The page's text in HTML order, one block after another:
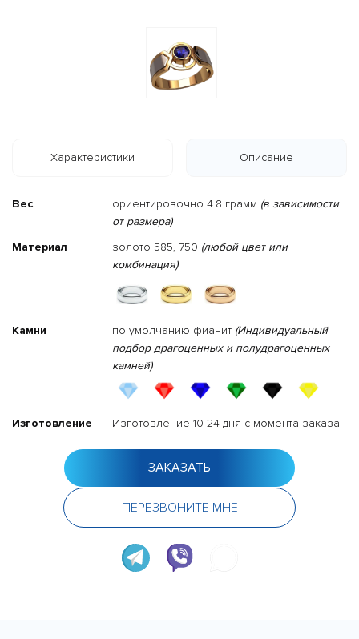
Характеристики Описание
Вес ориентировочно 4.8 грамм (в зависимости
от размера)
Материал
золото 585, 750 (любой цвет или
комбинация)
Камни по умолчанию фианит (Индивидуальный
подбор драгоценных и полудрагоценных
камней)
Изготовление Изготовление 10-24 дня с момента заказа
ЗАКАЗАТЬ
ПЕРЕЗВОНИТЕ МНЕ